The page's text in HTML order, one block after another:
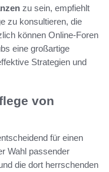
zu sein, empfiehlt
zu konsultieren, die
können Online-Foren
eine großartige
Strategien und
von
für einen
Wahl passender
die dort herrschenden